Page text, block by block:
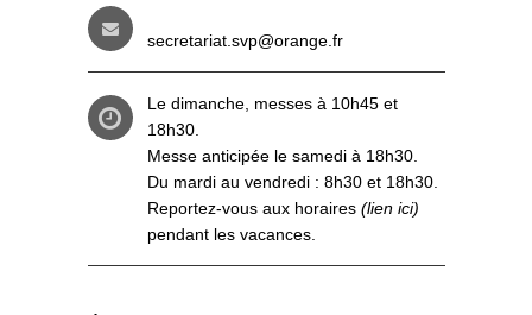
secretariat.svp@orange.fr
Le dimanche, messes à 10h45 et
18h30.
Messe anticipée le samedi à 18h30.
Du mardi au vendredi : 8h30 et 18h30.
Reportez-vous aux horaires (lien ici)
pendant les vacances.